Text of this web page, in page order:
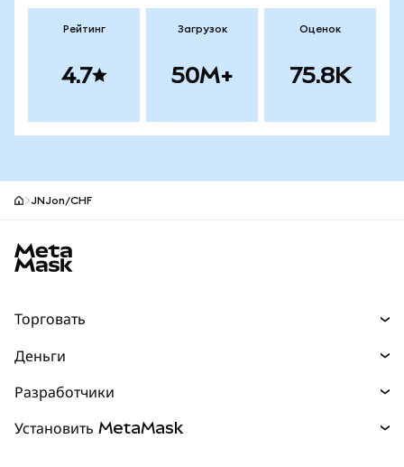
Рейтинг
4.7
Загрузок
50M+
Оценок
75.8K
JNJon/CHF
Торговать
Прогнозы
Перпы НОВИНКА
Деньги
mUSD
Разработчики
Установить MetaMask